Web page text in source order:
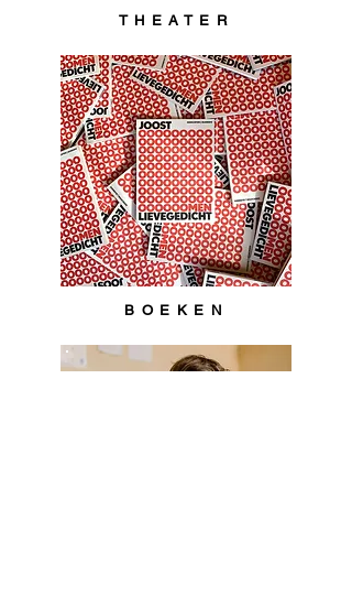
THEATER
BOEKEN